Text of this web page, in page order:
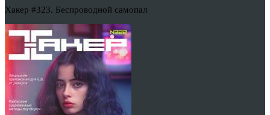
Хакер #323. Беспроводной самопал